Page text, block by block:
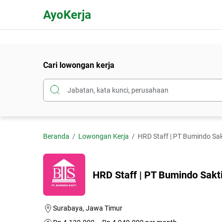
AyoKerja
Cari lowongan kerja
Beranda Lowongan Kerja HRD Staff | PT Bumindo
HRD Staff | PT Bumindo
Surabaya, Jawa Timur